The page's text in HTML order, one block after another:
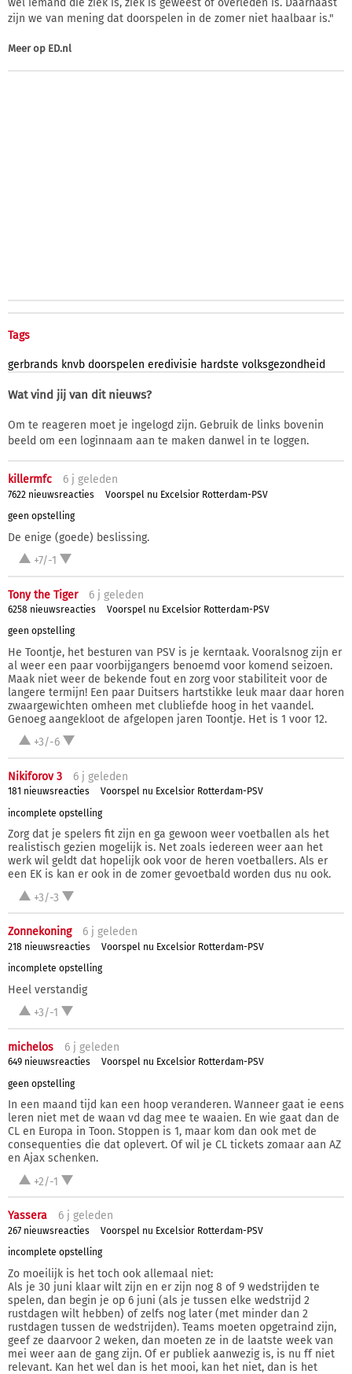
wel iemand die ziek is, ziek is geweest of overleden is. Daarnaast
zijn we van mening dat doorspelen in de zomer niet haalbaar is."
Meer op ED.nl
Tags
gerbrands knvb doorspelen eredivisie hardste volksgezondheid
Wat vind jij van dit nieuws?
Om te reageren moet je ingelogd zijn. Gebruik de links bovenin
beeld om een loginnaam aan te maken danwel in te loggen.
killermfc 6 j geleden
7622 nieuwsreacties
Voorspel nu Excelsior Rotterdam-PSV
geen opstelling
De enige (goede) beslissing.
+7/-1
Tony the Tiger 6 j geleden
6258 nieuwsreacties
Voorspel nu Excelsior Rotterdam-PSV
geen opstelling
He Toontje, het besturen van PSV is je kerntaak. Vooralsnog zijn er
al weer een paar voorbijgangers benoemd voor komend seizoen.
Maak niet weer de bekende fout en zorg voor stabiliteit voor de
langere termijn! Een paar Duitsers hartstikke leuk maar daar horen
zwaargewichten omheen met clubliefde hoog in het vaandel.
Genoeg aangekloot de afgelopen jaren Toontje. Het is 1 voor 12.
+3/-6
Nikiforov 3 6 j geleden
181 nieuwsreacties
Voorspel nu Excelsior Rotterdam-PSV
incomplete opstelling
Zorg dat je spelers fit zijn en ga gewoon weer voetballen als het
realistisch gezien mogelijk is. Net zoals iedereen weer aan het
werk wil geldt dat hopelijk ook voor de heren voetballers. Als er
een EK is kan er ook in de zomer gevoetbald worden dus nu ook.
+3/-3
Zonnekoning 6 j geleden
218 nieuwsreacties
Voorspel nu Excelsior Rotterdam-PSV
incomplete opstelling
Heel verstandig
+3/-1
michelos 6 j geleden
649 nieuwsreacties
Voorspel nu Excelsior Rotterdam-PSV
geen opstelling
In een maand tijd kan een hoop veranderen. Wanneer gaat ie eens
leren niet met de waan vd dag mee te waaien. En wie gaat dan de
CL en Europa in Toon. Stoppen is 1, maar kom dan ook met de
consequenties die dat oplevert. Of wil je CL tickets zomaar aan AZ
en Ajax schenken.
+2/-1
Yassera 6 j geleden
267 nieuwsreacties
Voorspel nu Excelsior Rotterdam-PSV
incomplete opstelling
Zo moeilijk is het toch ook allemaal niet:
Als je 30 juni klaar wilt zijn en er zijn nog 8 of 9 wedstrijden te
spelen, dan begin je op 6 juni (als je tussen elke wedstrijd 2
rustdagen wilt hebben) of zelfs nog later (met minder dan 2
rustdagen tussen de wedstrijden). Teams moeten opgetraind zijn,
geef ze daarvoor 2 weken, dan moeten ze in de laatste week van
mei weer aan de gang zijn. Of er publiek aanwezig is, is nu ff niet
relevant. Kan het wel dan is het mooi, kan het niet, dan is het